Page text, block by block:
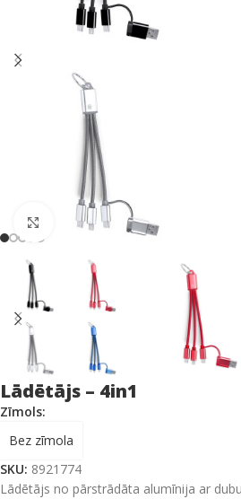
Click to enlarge
Lādētājs – 4in1
Zīmols:
Bez zīmola
SKU: 8921774
Lādētājs no pārstrādāta alumīnija ar